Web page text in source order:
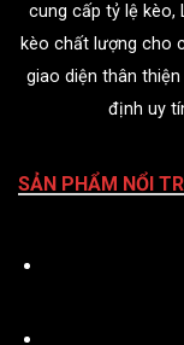
cung cấp tỷ lệ kèo,
kèo chất lượng cho
giao diện thân
định uy
SẢN PHẨM NỔI